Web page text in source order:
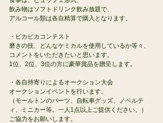
飲み物はソフトドリンク飲み放題で、
アルコール類は各自精算で購入となります。
・ピカピカコンテスト
磨きの技、どんなケミカルを使用しているか等々、
コメントをいただきたいと思います。
1位、2位、3位の方に豪華賞品を贈呈します。
・各自持寄りによるオークション大会
オークションイベントを行います。
（モールトンのパーツ、自転車グッズ、ノベルテ
ィ、ミニカー等。一人1点以上ご提供ください。）
ご協力をお願いします。